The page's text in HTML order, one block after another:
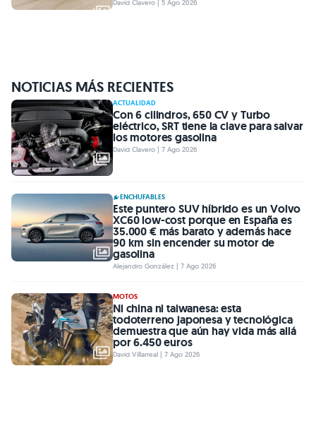
David Clavero | 5 Ago 2026
NOTICIAS MÁS RECIENTES
ACTUALIDAD
Con 6 cilindros, 650 CV y Turbo
eléctrico, SRT tiene la clave para salvar
los motores gasolina
David Clavero | 7 Ago 2026
ENCHUFABLES
Este puntero SUV híbrido es un Volvo
XC60 low-cost porque en España es
35.000 € más barato y además hace
90 km sin encender su motor de
gasolina
Alejandro González | 7 Ago 2026
MOTOS
Ni china ni taiwanesa: esta
todoterreno japonesa y tecnológica
demuestra que aún hay vida más allá
por 6.450 euros
David Villarreal | 7 Ago 2026